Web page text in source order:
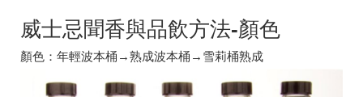
威士忌聞香與品飲方法-顏色
顏色：年輕波本桶→熟成波本桶→雪莉桶熟成